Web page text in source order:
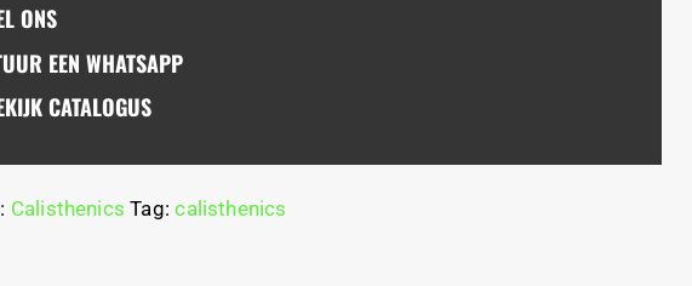
ONS
EEN WHATSAPP
CATALOGUS
Calisthenics Tag:calisthenics